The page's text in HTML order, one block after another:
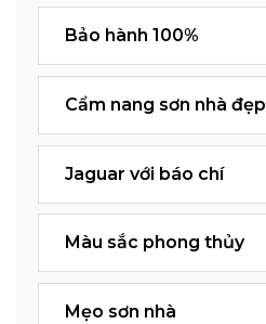
Bảo hành 100%
Cẩm nang sơn nhà đẹp
Jaguar với báo chí
Màu sắc phong thủy
Mẹo sơn nhà